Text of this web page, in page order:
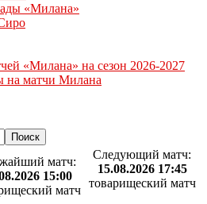
«Милана»
«Милана» на сезон 2026-2027
на матчи Милана
матч:
15:00
матч
Следующий матч:
15.08.2026 17:45
товарищеский матч